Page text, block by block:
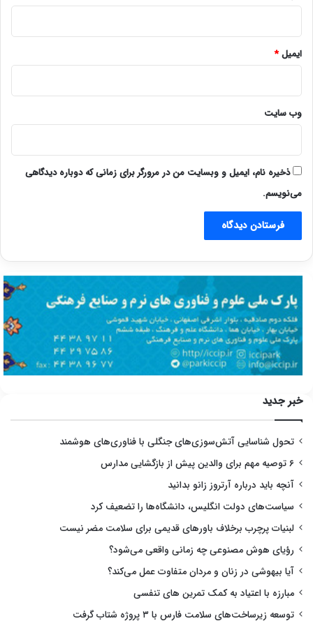
ایمیل*
وب‌ سایت
ذخیره نام، ایمیل و وبسایت من در مرورگر برای زمانی که دوباره دیدگاهی
می‌نویسم.
خبر جدید
تحول شناسایی آتش‌سوزی‌های جنگلی با فناوری‌های هوشمند
۶ توصیه مهم برای والدین پیش از بازگشایی مدارس
آنچه باید درباره آرتروز زانو بدانید
سیاست‌های دولت انگلیس، دانشگاه‌ها را تضعیف کرد
لبنیات پرچرب برخلاف باورهای قدیمی برای سلامت مضر نیست
رؤیای هوش مصنوعی چه زمانی واقعی می‌شود؟
آیا بیهوشی در زنان و مردان متفاوت عمل می‌کند؟
مبارزه با اعتیاد به کمک تمرین های تنفسی
توسعه زیرساخت‌های سلامت فارس با ۳ پروژه شتاب گرفت